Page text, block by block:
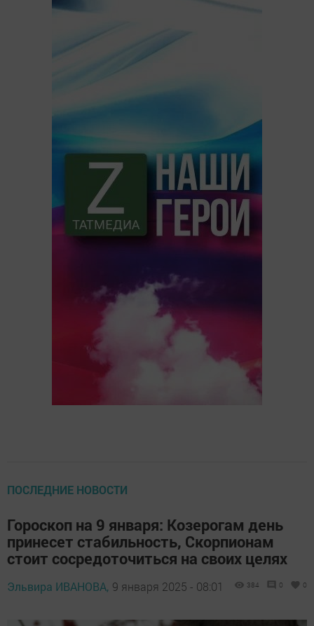
ПОСЛЕДНИЕ НОВОСТИ
Гороскоп на 9 января: Козерогам день
принесет стабильность, Скорпионам
стоит сосредоточиться на своих целях
Эльвира ИВАНОВА, 9 января 2025 - 08:01 384 0 0